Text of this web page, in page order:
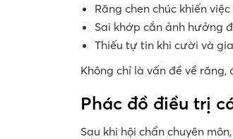
Răng chen chúc khiến
Sai khớp cắn ảnh hưởng
Thiếu tự tin khi cười và
Không chỉ là vấn đề về
Phác đồ điều trị
Sau khi hội chẩn chuyên